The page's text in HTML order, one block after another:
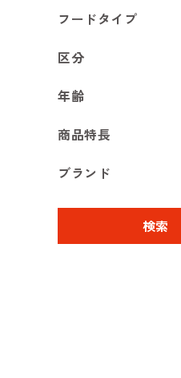
フードタイプ
区分
年齢
商品特長
ブランド
検索